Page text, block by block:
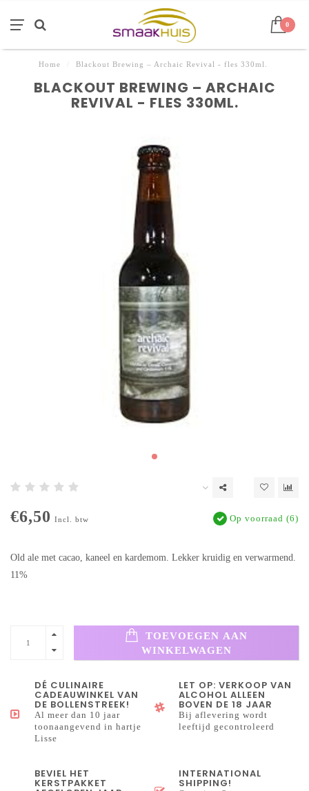
0
Home Blackout Brewing – Archaic Revival - fles 330ml.
BLACKOUT BREWING – ARCHAIC
REVIVAL - FLES 330ML.
€6,50 Incl. btw Op voorraad (6)
Old ale met cacao, kaneel en kardemom. Lekker kruidig en verwarmend.
11%
TOEVOEGEN AAN
WINKELWAGEN
DÉ CULINAIRE
CADEAUWINKEL VAN
DE BOLLENSTREEK!
Al meer dan 10 jaar
toonaangevend in hartje
Lisse
LET OP: VERKOOP VAN
ALCOHOL ALLEEN
BOVEN DE 18 JAAR
Bij aflevering wordt
leeftijd gecontroleerd
BEVIEL HET
KERSTPAKKET
INTERNATIONAL
SHIPPING!